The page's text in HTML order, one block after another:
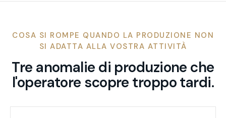
COSA SI ROMPE QUANDO LA PRODUZIONE NON
SI ADATTA ALLA VOSTRA ATTIVITÀ
Tre anomalie di produzione che
l'operatore scopre troppo tardi.